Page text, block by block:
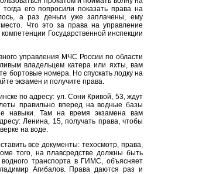
его попросили показать права на
а раз деньги уже заплачены, ему
Что это за права на управление
Государственной инспекции
управления МЧС России по области
владельцем катера или яхты, вам
бортовые номера. Но спускать лодку на
экзамен и получите права.
по адресу: ул. Сони Кривой, 53, ждут
правильно вперед на водные базы
навыки. Там на время экзамена вам
Ленина, 15, получать права, чтобы
на воде.
все документы: техосмотр, права,
того, на плавсредстве должны быть
транспорта в ГИМС, объясняет
Агибалов. Права даются раз и